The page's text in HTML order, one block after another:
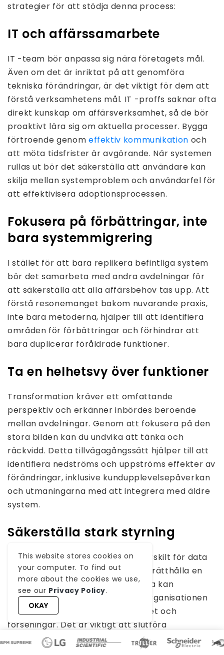
strategier för att stödja denna process:
IT och affärssamarbete
IT -team bör anpassa sig nära företagets mål.
Även om det är inriktat på att genomföra
tekniska förändringar, är det viktigt för dem att
förstå verksamhetens mål. IT -proffs saknar ofta
direkt kunskap om affärsverksamhet, så de bör
proaktivt lära sig om aktuella processer. Bygga
förtroende genom effektiv kommunikation och
att möta tidsfrister är avgörande. När systemen
rullas ut bör det säkerställa att användare kan
skilja mellan systemproblem och användarfel för
att effektivisera adoptionsprocessen.
Fokusera på förbättringar, inte
bara systemmigrering
I stället för att bara replikera befintliga system
bör det samarbeta med andra avdelningar för
att säkerställa att alla affärsbehov tas upp. Att
förstå resonemanget bakom nuvarande praxis,
inte bara metoderna, hjälper till att identifiera
områden för förbättringar och förhindrar att
bara duplicerar föråldrade funktioner.
Ta en helhetsvy över funktioner
Transformation kräver ett omfattande
perspektiv och erkänner inbördes beroende
mellan avdelningar. Genom att fokusera på den
stora bilden kan du undvika att tänka och
räckvidd. Detta tillvägagångssätt hjälper till att
identifiera nedströms och uppströms effekter av
förändringar, inklusive kundupplevelsepåverkan
och utmaningarna med att integrera med äldre
system.
Säkerställa stark styrning
Implementera robust styrning, särskilt för data
och processhantering, för att upprätthålla en
“enda källa till sanning.” Utan detta kan
inkonsekvenser i data över hela organisationen
uppstå, vilket leder till ineffektivitet och
förseningar. Det är viktigt att slutföra
systemdesign, etablera viktiga processer och
säkerställa ett transparent, tvärfunktionellt
This website stores cookies on
your computer. To find out
more about the cookies we use,
see our Privacy Policy.
OKAY